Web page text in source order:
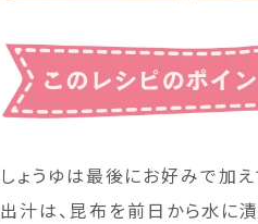
しょうゆは最後にお好みで加え
出汁は、昆布を前日から水に